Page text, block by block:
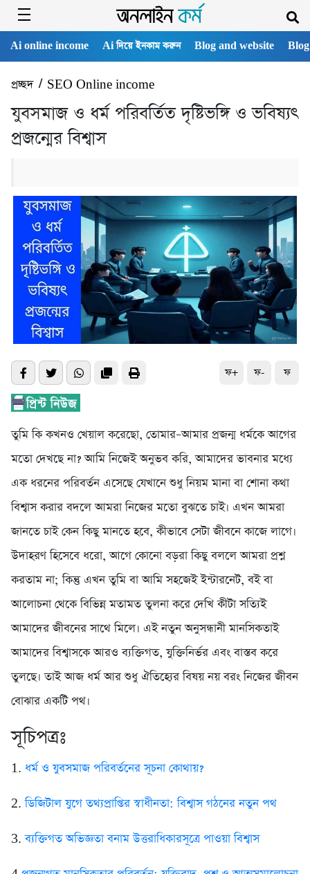
Ai online income Ai দিয়ে ইনকাম করুন Blog and website
প্রচ্ছদ/ SEO Online income
যুবসমাজ ও ধর্ম পরিবর্তিত দৃষ্টিভঙ্গি ও ভবিষ্যৎ
প্রজন্মের বিশ্বাস
ফ+ ফ- ফ
তুমি কি কখনও খেয়াল করেছো, তোমার–আমার প্রজন্ম ধর্মকে আগের
মতো দেখছে না? আমি নিজেই অনুভব করি, আমাদের ভাবনার মধ্যে
এক ধরনের পরিবর্তন এসেছে যেখানে শুধু নিয়ম মানা বা শোনা কথা
বিশ্বাস করার বদলে আমরা নিজের মতো বুঝতে চাই। এখন আমরা
জানতে চাই কেন কিছু মানতে হবে, কীভাবে সেটা জীবনে কাজে লাগে।
উদাহরণ হিসেবে ধরো, আগে কোনো বড়রা কিছু বললে আমরা প্রশ্ন
করতাম না; কিন্তু এখন তুমি বা আমি সহজেই ইন্টারনেট, বই বা
আলোচনা থেকে বিভিন্ন মতামত তুলনা করে দেখি কীটা সত্যিই
আমাদের জীবনের সাথে মিলে। এই নতুন অনুসন্ধানী মানসিকতাই
আমাদের বিশ্বাসকে আরও ব্যক্তিগত, যুক্তিনির্ভর এবং বাস্তব করে
তুলছে। তাই আজ ধর্ম আর শুধু ঐতিহ্যের বিষয় নয় বরং নিজের জীবন
বোঝার একটি পথ।
সূচিপত্রঃ
1. ধর্ম ও যুবসমাজ পরিবর্তনের সূচনা কোথায়?
2.ডিজিটাল যুগে তথ্যপ্রাপ্তির স্বাধীনতা: বিশ্বাস গঠনের নতুন পথ
3.ব্যক্তিগত অভিজ্ঞতা বনাম উত্তরাধিকারসূত্রে পাওয়া বিশ্বাস